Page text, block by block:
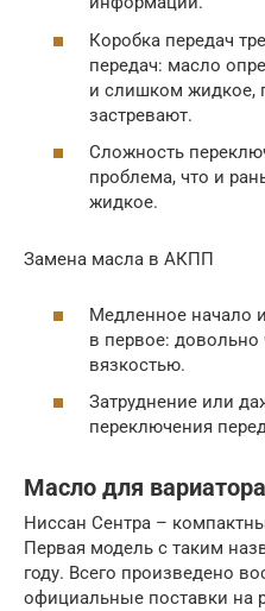
Коробка передач
передач: масло
и слишком жидкое,
застревают.
Сложность
проблема, что и
жидкое.
Замена масла в АКПП
Медленное начало
в первое: довольно
вязкостью.
Затруднение или
переключения
Масло для
Ниссан Сентра –
Первая модель с таким
году. Всего произведено
официальные поставки на